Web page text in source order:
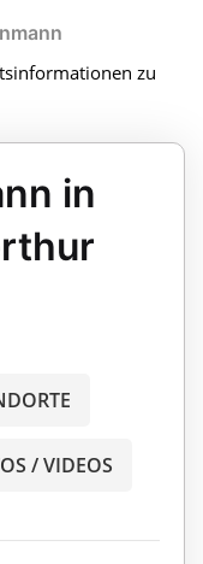
zu
in
/ VIDEOS